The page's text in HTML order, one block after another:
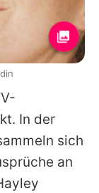
In der
sich
an